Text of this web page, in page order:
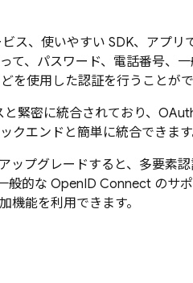
ス、使いやすい SDK、アプリ
て、パスワード、電話番号、
使用した認証を行うことがで
と緊密に統合されており、
クエンドと簡単に統合できます
ップグレードすると、多要素
般的な OpenID Connect のサ
機能を利用できます。